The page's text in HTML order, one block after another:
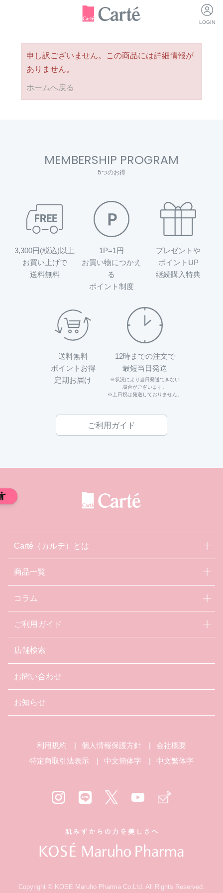
LOGIN
申し訳ございません。この商品には詳細情報が
ありません。
ホームへ戻る
MEMBERSHIP PROGRAM
5つのお得
3,300円(税込)以上
お買い上げで
送料無料
1P=1円
お買い物につかえ
る
ポイント制度
プレゼントや
ポイントUP
継続購入特典
送料無料
ポイントお得
定期お届け
12時までの注文で
最短当日発送
※状況により当日発送できない
場合がございます。
※土日祝は発送しておりません。
ご利用ガイド
Carté（カルテ）とは
商品一覧
コラム
ご利用ガイド
店舗検索
お問い合わせ
お知らせ
利用規約 個人情報保護方針
会社概要
特定商取引法表示
中文簡体字 中文繁体字
Copyright © KOSÉ Maruho Pharma Co.Ltd. All Rights Reserved.